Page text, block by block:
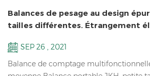
Balances de pesage au design
tailles différentes. Étrangement
SEP 26 , 2021
Balance de comptage